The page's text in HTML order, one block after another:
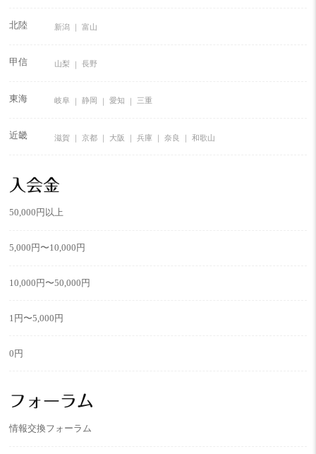
北陸 新潟 富山
甲信 山梨 長野
東海 岐阜 静岡 愛知 三重
近畿 滋賀 京都 大阪 兵庫 奈良 和歌山
入会金
50,000円以上
5,000円〜10,000円
10,000円〜50,000円
1円〜5,000円
0円
フォーラム
情報交換フォーラム